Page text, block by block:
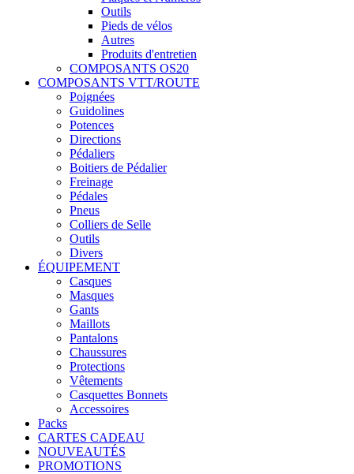
Outils
Pieds de vélos
Autres
Produits d'entretien
COMPOSANTS OS20
COMPOSANTS VTT/ROUTE
Poignées
Guidolines
Potences
Directions
Pédaliers
Boitiers de Pédalier
Freinage
Pédales
Pneus
Colliers de Selle
Outils
Divers
ÉQUIPEMENT
Casques
Masques
Gants
Maillots
Pantalons
Chaussures
Protections
Vêtements
Casquettes Bonnets
Accessoires
Packs
CARTES CADEAU
NOUVEAUTÉS
PROMOTIONS